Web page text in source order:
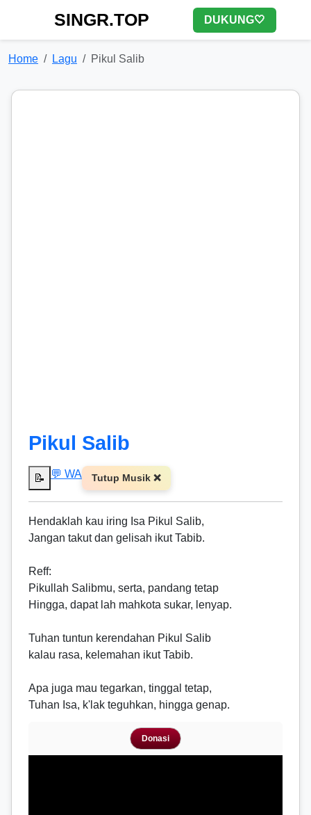
SINGR.TOP DUKUNG🤍
Home Lagu Pikul Salib
Pikul Salib
📝 💬 WA Tutup Musik ❌
Hendaklah kau iring Isa Pikul Salib,
Jangan takut dan gelisah ikut Tabib.
Reff:
Pikullah Salibmu, serta, pandang tetap
Hingga, dapat lah mahkota sukar, lenyap.
Tuhan tuntun kerendahan Pikul Salib
kalau rasa, kelemahan ikut Tabib.
Apa juga mau tegarkan, tinggal tetap,
Tuhan Isa, k'lak teguhkan, hingga genap.
Donasi